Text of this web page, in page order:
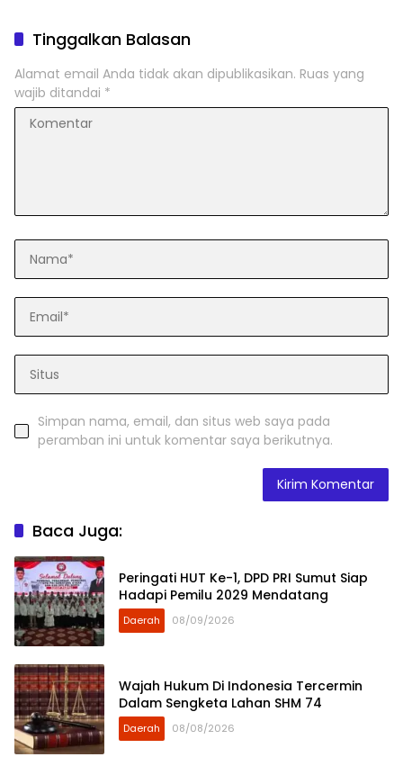
Tinggalkan Balasan
Alamat email Anda tidak akan dipublikasikan. Ruas yang
wajib ditandai *
Simpan nama, email, dan situs web saya pada
peramban ini untuk komentar saya berikutnya.
Baca Juga:
Peringati HUT Ke-1, DPD PRI Sumut Siap
Hadapi Pemilu 2029 Mendatang
Daerah 08/09/2026
Wajah Hukum Di Indonesia Tercermin
Dalam Sengketa Lahan SHM 74
Daerah 08/08/2026